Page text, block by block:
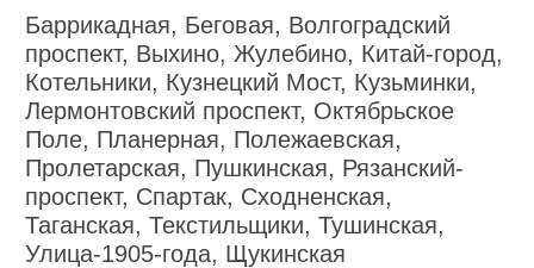
Баррикадная, Беговая, Волгоградский
проспект, Выхино, Жулебино, Китай-город,
Котельники, Кузнецкий Мост, Кузьминки,
Лермонтовский проспект, Октябрьское
Поле, Планерная, Полежаевская,
Пролетарская, Пушкинская, Рязанский-
проспект, Спартак, Сходненская,
Таганская, Текстильщики, Тушинская,
Улица-1905-года, Щукинская